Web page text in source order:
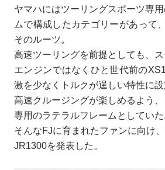
ヤマハにはツーリングスポーツ専
ムで構成したカテゴリーがあって
そのルーツ。
高速ツーリングを前提としても、
エンジンではなくひと世代前の
激を少なくトルクが逞しい特性に
高速クルージングが楽しめるよう
専用のラテラルフレームとしていた
そんなFJに育まれたファンに向け
JR1300を発表した。